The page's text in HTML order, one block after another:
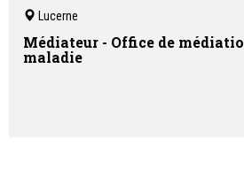
Lucerne
Médiateur - Office de
maladie